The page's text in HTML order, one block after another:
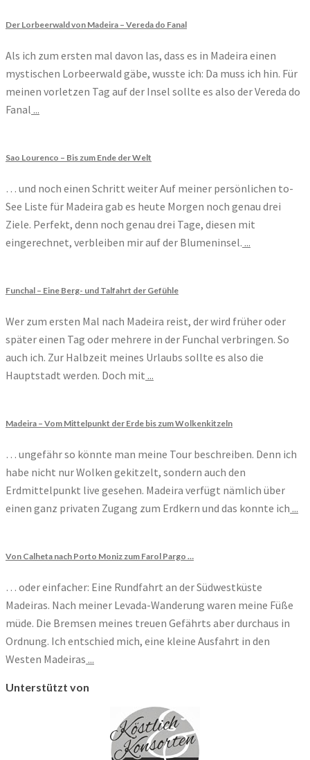
Der Lorbeerwald von Madeira – Vereda do Fanal
Als ich zum ersten mal davon las, dass es in Madeira einen
mystischen Lorbeerwald gäbe, wusste ich: Da muss ich hin. Für
meinen vorletzen Tag auf der Insel sollte es also der Vereda do
Fanal ...
Sao Lourenco – Bis zum Ende der Welt
… und noch einen Schritt weiter Auf meiner persönlichen to-
See Liste für Madeira gab es heute Morgen noch genau drei
Ziele. Perfekt, denn noch genau drei Tage, diesen mit
eingerechnet, verbleiben mir auf der Blumeninsel. ...
Funchal – Eine Berg- und Talfahrt der Gefühle
Wer zum ersten Mal nach Madeira reist, der wird früher oder
später einen Tag oder mehrere in der Funchal verbringen. So
auch ich. Zur Halbzeit meines Urlaubs sollte es also die
Hauptstadt werden. Doch mit ...
Madeira – Vom Mittelpunkt der Erde bis zum Wolkenkitzeln
… ungefähr so könnte man meine Tour beschreiben. Denn ich
habe nicht nur Wolken gekitzelt, sondern auch den
Erdmittelpunkt live gesehen. Madeira verfügt nämlich über
einen ganz privaten Zugang zum Erdkern und das konnte ich ...
Von Calheta nach Porto Moniz zum Farol Pargo …
… oder einfacher: Eine Rundfahrt an der Südwestküste
Madeiras. Nach meiner Levada-Wanderung waren meine Füße
müde. Die Bremsen meines treuen Gefährts aber durchaus in
Ordnung. Ich entschied mich, eine kleine Ausfahrt in den
Westen Madeiras ...
Unterstützt von